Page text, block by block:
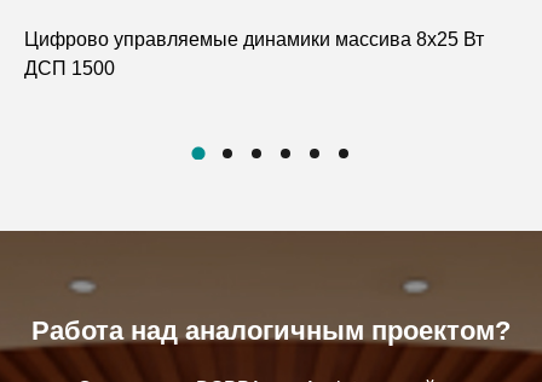
Цифрово управляемые динамики массива 8x25 Вт
ДСП 1500
Работа над аналогичным проектом?